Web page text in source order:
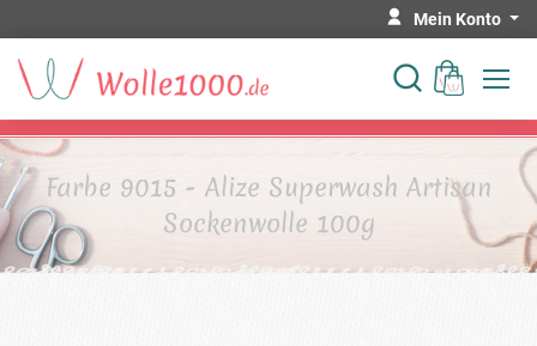
Mein Konto
Farbe 9015 - Alize Superwash Artisan
Sockenwolle 100g